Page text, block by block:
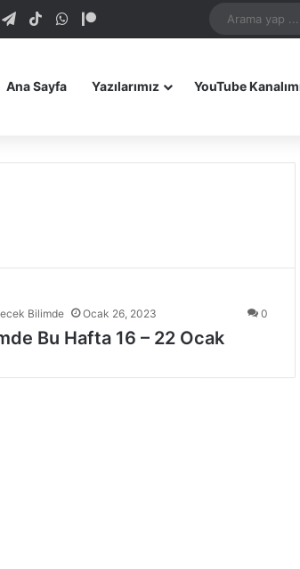
TelegramTikTokWhatsApp
MastodoniOS Uygulamamız
Android
Ana Sayfa Yazılarımız YouTube
Bilimde Ocak 26, 2023 0
Bu Hafta 16 – 22 Ocak